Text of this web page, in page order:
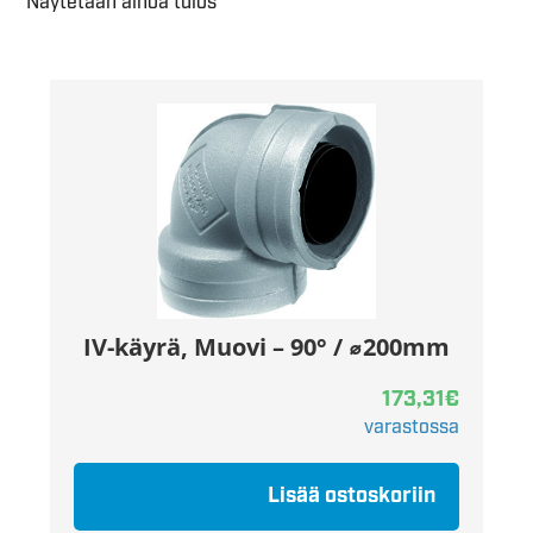
IV-käyrä, Muovi – 90° / ⌀200mm
173,31€
varastossa
Lisää ostoskoriin